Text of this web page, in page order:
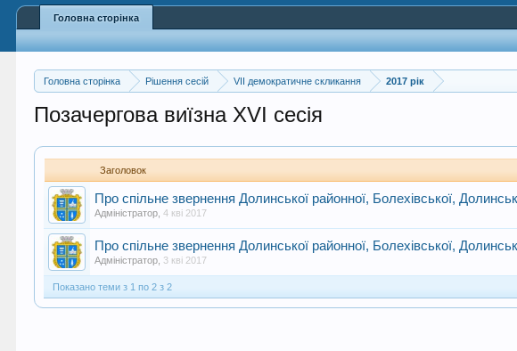
Головна сторінка Рішення сесій VII демократичне скликання 2017 рік
Позачергова виїзна XVI сесія
Заголовок
Про спільне звернення Долинської районної, Болехівської,
Адміністратор ,4 кві 2017
Про спільне звернення Долинської районної, Болехівської,
Адміністратор 3 кві 2017
Показано теми з 1 по 2 з 2
Головна сторінка